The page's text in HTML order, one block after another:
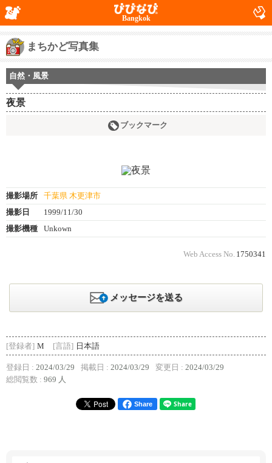
Bangkok
まちかど写真集
自然・風景
夜景
ブックマーク
撮影場所
千葉県 木更津市
撮影日
1999/11/30
撮影機種
Unkown
Web Access No. 1750341
メッセージを送る
[登録者] M [言語] 日本語
登録日 : 2024/03/29 掲載日 : 2024/03/29 変更日 : 2024/03/29
総閲覧数 : 969 人
Share